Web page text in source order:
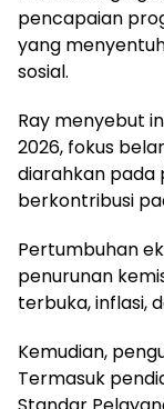
pencapaian
yang
sosial.
Ray menyebut
2026, fokus
diarahkan
berkontribusi
Pertumbuhan
penurunan
terbuka, inflasi,
Kemudian,
Termasuk